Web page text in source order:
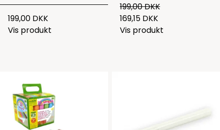
199,00 DKK
Vis produkt
199,00 DKK
169,15 DKK
Vis produkt